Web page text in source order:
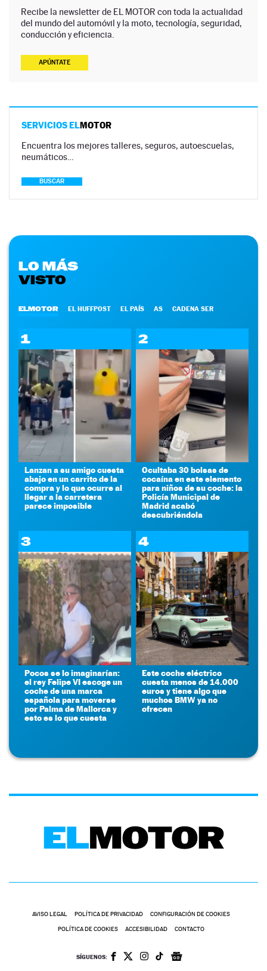
Recibe la newsletter de EL MOTOR con toda la actualidad
del mundo del automóvil y la moto, tecnología, seguridad,
conducción y eficiencia.
APÚNTATE
SERVICIOS ELMOTOR
Encuentra los mejores talleres, seguros, autoescuelas,
neumáticos…
BUSCAR
LO MÁS
VISTO
ELMOTOR EL HUFFPOST EL PAÍS AS CADENA SER
1
Lanzan a su amigo cuesta
abajo en un carrito de la
compra y lo que ocurre al
llegar a la carretera
parece imposible
2
Ocultaba 30 bolsas de
cocaína en este elemento
para niños de su coche: la
Policía Municipal de
Madrid acabó
descubriéndola
3
Pocos se lo imaginarían:
el rey Felipe VI escoge un
coche de una marca
española para moverse
por Palma de Mallorca y
esto es lo que cuesta
4
Este coche eléctrico
cuesta menos de 14.000
euros y tiene algo que
muchos BMW ya no
ofrecen
AVISO LEGAL POLÍTICA DE PRIVACIDAD CONFIGURACIÓN DE COOKIES
POLÍTICA DE COOKIES ACCESIBILIDAD CONTACTO
SÍGUENOS: